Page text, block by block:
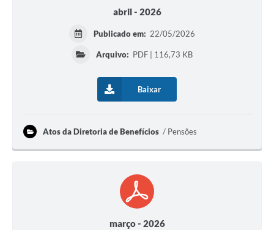
abril - 2026
Publicado em: 22/05/2026
Arquivo: PDF | 116,73 KB
Baixar
Atos da Diretoria de Benefícios Pensões
março - 2026